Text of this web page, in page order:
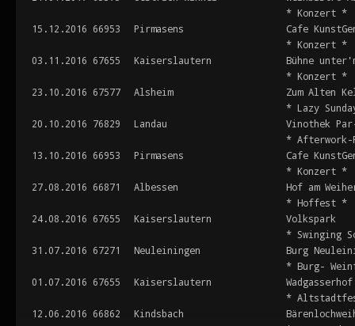
* Konzert *
15.12.2016 66953 Pirmasens
Cafe
* Konzert *
03.11.2016 67655 Kaiserslautern
Bühne
* Konzert *
23.10.2016 67577 Alsheim
Zum Alten
* Lazy
20.10.2016 76829 Landau
Vinothek
* Afterwork-
13.10.2016 66953 Pirmasens
Cafe
* Konzert *
27.08.2016 66871 Albessen
Hof am
* Hoffest *
24.08.2016 67655 Kaiserslautern
Volkspark
* Swinging
31.07.2016 67271 Neuleiningen
Burg
* Burg-
01.07.2016 67655 Kaiserslautern
Wadgasserhof
*
12.06.2016 66862 Kindsbach